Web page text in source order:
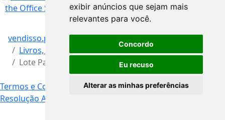
exibir anúncios que sejam mais
relevantes para você.
Concordo
Eu recuso
Alterar as minhas preferências
Faro
the Office Série 1 & 2 Box DVD
Faro 25
vendisso.pt
Resultados
Livros, Música, Filmes e Lazer
Lote Pack conjunto CDs Kizomba Caribe
Termos e Condições
Livro de Reclamações Online
Resolução Alternativa de Litígios